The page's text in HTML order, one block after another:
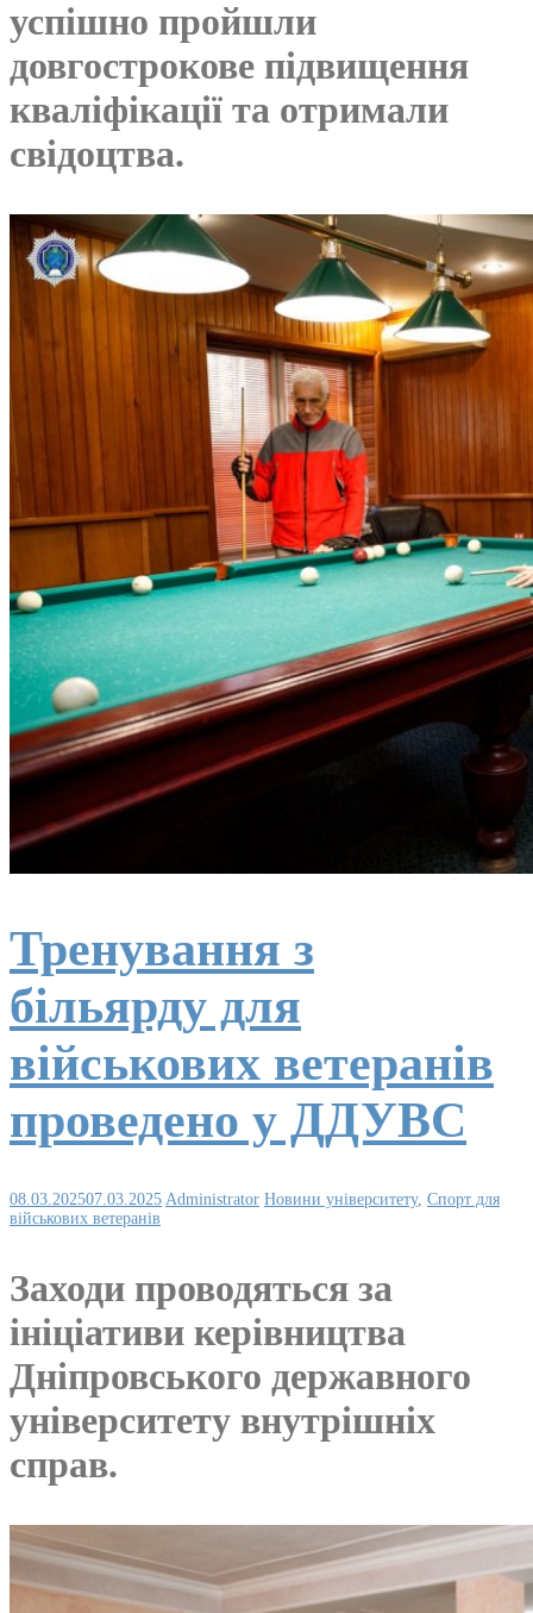
успішно пройшли
довгострокове підвищення
кваліфікації та отримали
свідоцтва.
Тренування з
більярду для
військових ветеранів
проведено у ДДУВС
08.03.202507.03.2025 Administrator Новини університету, Спорт для
військових ветеранів
Заходи проводяться за
ініціативи керівництва
Дніпровського державного
університету внутрішніх
справ.